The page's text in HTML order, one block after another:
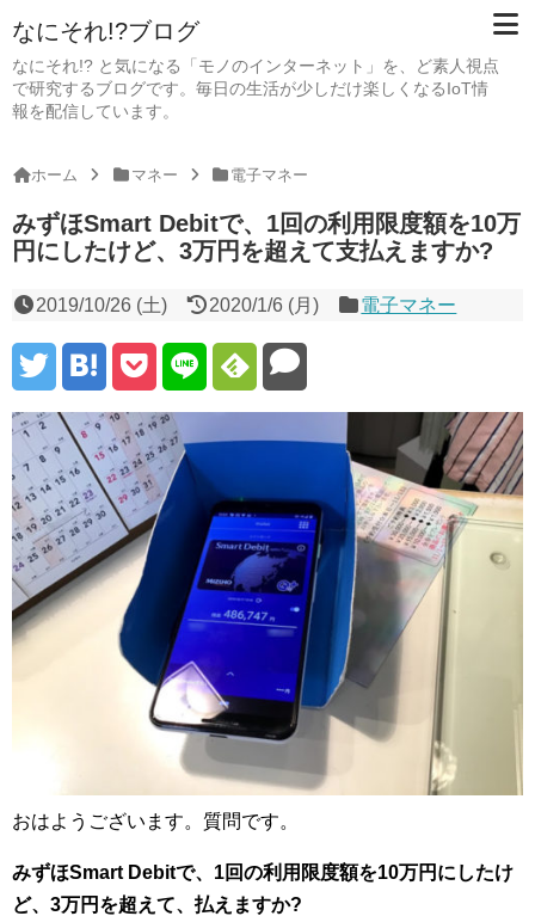
なにそれ!?ブログ
なにそれ!? と気になる「モノのインターネット」を、ど素人視点
で研究するブログです。毎日の生活が少しだけ楽しくなるIoT情
報を配信しています。
ホーム マネー 電子マネー
みずほSmart Debitで、1回の利用限度額を10万
円にしたけど、3万円を超えて支払えますか?
2019/10/26 (土) 2020/1/6 (月) 電子マネー
おはようございます。質問です。
みずほSmart Debitで、1回の利用限度額を10万円にしたけ
ど、3万円を超えて、払えますか?